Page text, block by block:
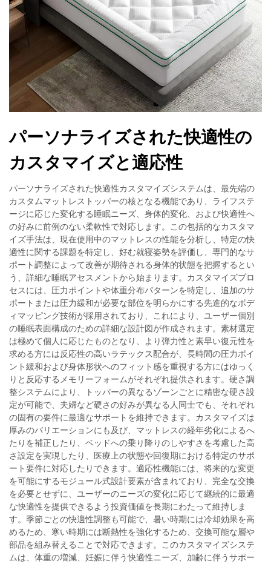
パーソナライズされた快適性の
カスタマイズと適応性
パーソナライズされた快適性カスタマイズシステムは、最先端の
カスタムマットレストッパーの核となる機能であり、ライフステ
ージに応じた変化する睡眠ニーズ、身体的変化、および快適性へ
の好みに前例のない柔軟性で対応します。この包括的なカスタマ
イズ手法は、現在使用中のマットレスの性能を分析し、特定の快
適性に関する課題を特定し、好む就寝姿勢を評価し、専門的なサ
ポート調整によって改善が期待される身体的状態を把握するとい
う、詳細な睡眠アセスメントから始まります。カスタマイズプロ
セスには、圧力ポイントや体重分布パターンを特定し、追加のサ
ポートまたは圧力緩和が必要な部位を明らかにする先進的なボデ
ィマッピング技術が採用されており、これにより、ユーザー個別
の睡眠表面構成のための詳細な設計図が作成されます。素材選定
は極めて個人に応じたものとなり、より弾力性と素早い復元性を
求める方には反応性の高いラテックス配合が、長時間の圧力ポイ
ント緩和および身体形状へのフィット感を重視する方にはゆっく
りと反応するメモリーフォームがそれぞれ提供されます。硬さ調
整システムにより、トッパーの異なるゾーンごとに精密な硬さ設
定が可能で、夫婦など硬さの好みが異なる人同士でも、それぞれ
の固有の要件に最適なサポートを維持できます。カスタマイズは
厚みのバリエーションにも及び、マットレスの経年劣化によるへ
たりを補正したり、ベッドへの乗り降りのしやすさを考慮した高
さ設定を実現したり、医療上の状態や回復期における特定のサポ
ート要件に対応したりできます。適応性機能には、将来的な変更
を可能にするモジュール式設計要素が含まれており、完全な交換
を必要とせずに、ユーザーのニーズの変化に応じて継続的に最適
な快適性を提供できるよう投資価値を長期にわたって維持しま
す。季節ごとの快適性調整も可能で、暑い時期には冷却効果を高
めるため、寒い時期には断熱性を強化するため、交換可能な層や
部品を組み替えることで対応できます。このカスタマイズシステ
ムは、体重の増減、妊娠に伴う快適性ニーズ、加齢に伴うサポー